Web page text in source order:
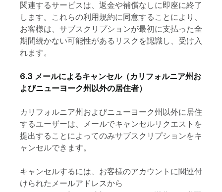
関連するサービスは、返金や補償なしに即座に終了
します。これらの利用規約に同意することにより、
お客様は、サブスクリプションが最初に支払った全
期間続かない可能性があるリスクを認識し、受け入
れます。
6.3 メールによるキャンセル（カリフォルニア州お
よびニューヨーク州以外の居住者）
カリフォルニア州およびニューヨーク州以外に居住
するユーザーは、メールでキャンセルリクエストを
提出することによってのみサブスクリプションをキ
ャンセルできます。
キャンセルするには、お客様のアカウントに関連付
けられたメールアドレスから